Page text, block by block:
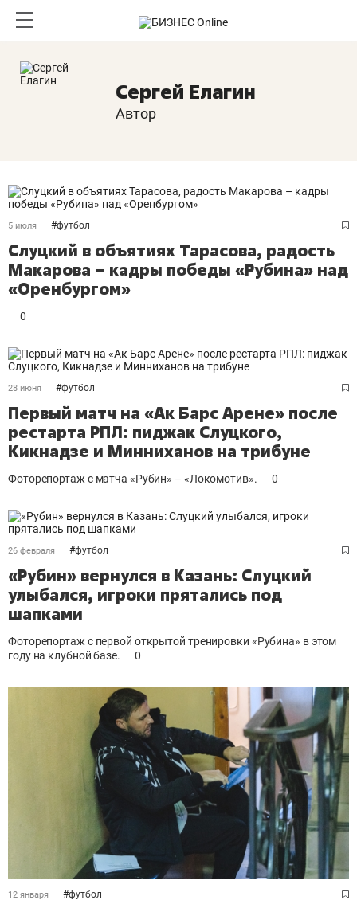
Сергей Елагин
Автор
5 июля #футбол
Слуцкий в объятиях Тарасова, радость
Макарова – кадры победы «Рубина» над
«Оренбургом»
0
28 июня #футбол
Первый матч на «Ак Барс Арене» после
рестарта РПЛ: пиджак Слуцкого,
Кикнадзе и Минниханов на трибуне
Фоторепортаж с матча «Рубин» – «Локомотив». 0
26 февраля #футбол
«Рубин» вернулся в Казань: Слуцкий
улыбался, игроки прятались под
шапками
Фоторепортаж с первой открытой тренировки «Рубина» в этом
году на клубной базе.
0
12 января #футбол